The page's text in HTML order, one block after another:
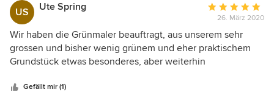
US Ute Spring
Bewertung:
5
von
26. März 2020
Wir haben die Grünmaler beauftragt, aus unserem sehr
grossen und bisher wenig grünem und eher praktischem
Grundstück etwas besonderes, aber weiterhin
ausgezeichnet gelungen, Struktur, Grün, Licht und
Gefällt mir (1)